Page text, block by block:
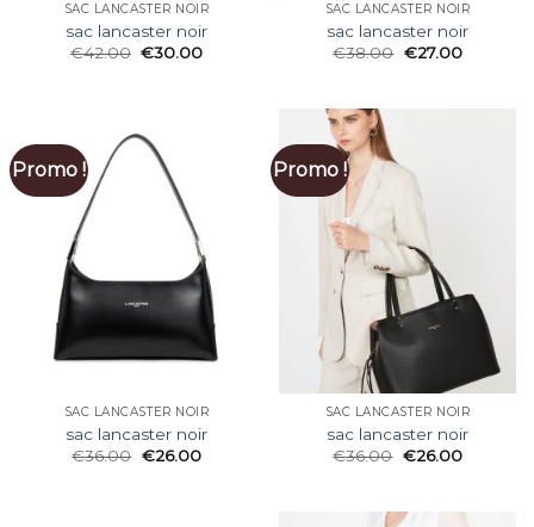
SAC LANCASTER NOIR
sac lancaster noir
€42.00 €30.00
SAC LANCASTER NOIR
sac lancaster noir
€38.00 €27.00
Promo !
SAC LANCASTER NOIR
sac lancaster noir
€36.00 €26.00
Promo !
SAC LANCASTER NOIR
sac lancaster noir
€36.00 €26.00